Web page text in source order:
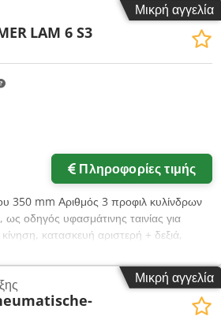
Μικρή αγγελία
LAM 6 S3
Πληροφορίες τιμής
350 mm Αριθμός 3 προφιλ κυλίνδρων
οδηγός υφασμάτινης ταινίας για
κατασκευή αριστερή + δεξιά,
Μικρή αγγελία